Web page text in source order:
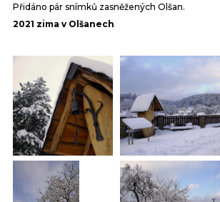
Přidáno pár snímků zasněžených Olšan.
2021 zima v Olšanech